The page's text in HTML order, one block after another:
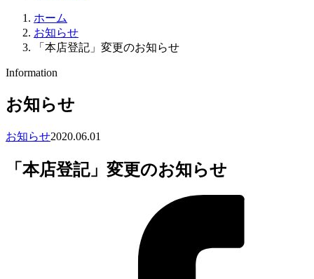
ホーム
お知らせ
「本店登記」変更のお知らせ
Information
お知らせ
お知らせ2020.06.01
「本店登記」変更のお知らせ